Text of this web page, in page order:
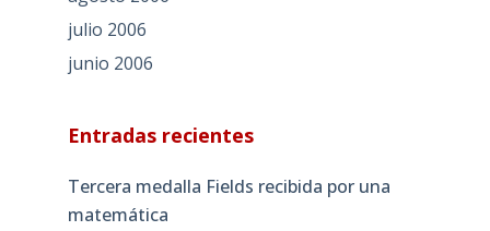
julio 2006
junio 2006
Entradas recientes
Tercera medalla Fields recibida por una
matemática